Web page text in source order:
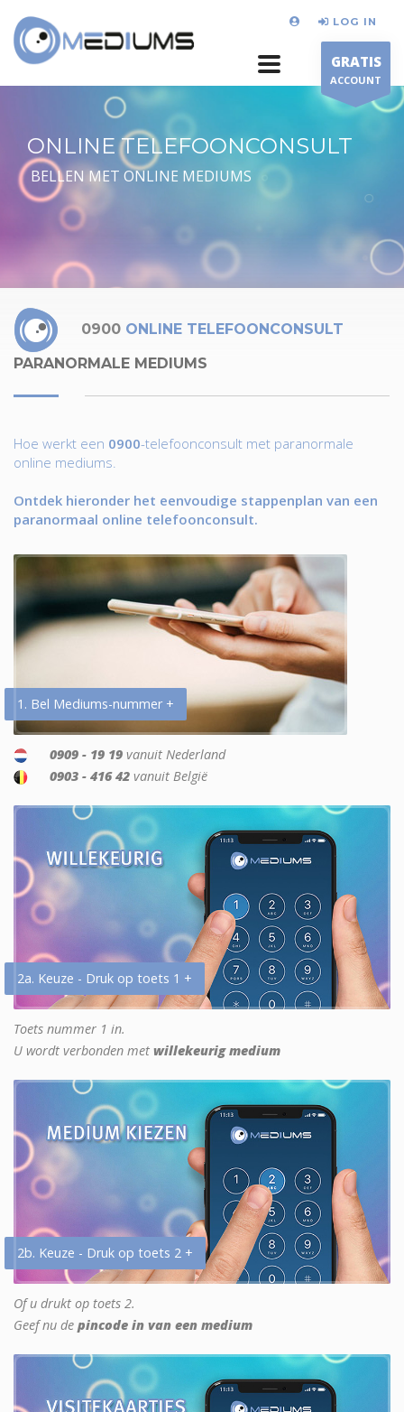
LOG IN
GRATIS
ACCOUNT
ONLINE TELEFOONCONSULT
BELLEN MET ONLINE MEDIUMS
0900 ONLINE TELEFOONCONSULT
PARANORMALE MEDIUMS
Hoe werkt een 0900-telefoonconsult met paranormale
online mediums.
Ontdek hieronder het eenvoudige stappenplan van een
paranormaal online telefoonconsult.
1. Bel Mediums-nummer +
0909 - 19 19 vanuit Nederland
0903 - 416 42 vanuit België
2a. Keuze - Druk op toets 1 +
Toets nummer 1 in.
U wordt verbonden met willekeurig medium
2b. Keuze - Druk op toets 2 +
Of u drukt op toets 2.
Geef nu de pincode in van een medium